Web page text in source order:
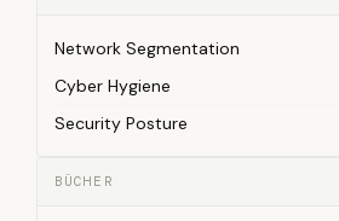
Network Segmentation
Cyber Hygiene
Security Posture
BÜCHER